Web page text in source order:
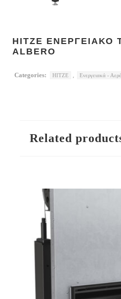
HITZE ΕΝΕΡΓΕΙΑΚΟ
ALBERO
Categories: HITZE , Ενεργειακά -
Related